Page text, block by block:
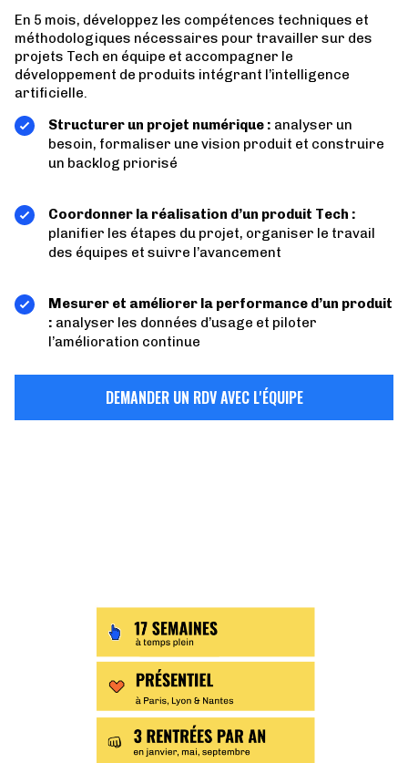
En 5 mois, développez les compétences techniques et
méthodologiques nécessaires pour travailler sur des
projets Tech en équipe et accompagner le
développement de produits intégrant l’intelligence
artificielle.
Structurer un projet numérique : analyser un
besoin, formaliser une vision produit et construire
un backlog priorisé
Coordonner la réalisation d’un produit Tech :
planifier les étapes du projet, organiser le travail
des équipes et suivre l’avancement
Mesurer et améliorer la performance d’un produit
: analyser les données d’usage et piloter
l’amélioration continue
DEMANDER UN RDV AVEC L'ÉQUIPE